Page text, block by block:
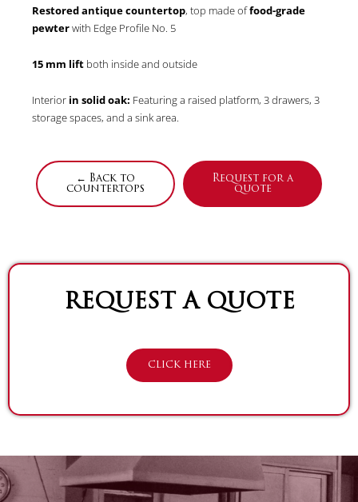
Restored antique countertop, top made offood-grade
pewterwith Edge Profile No. 5
15 mm lift both inside and outside
Interior in solid oak: Featuring a raised platform, 3 drawers, 3
storage spaces, and a sink area.
← Back to
countertops
Request for a
quote
REQUEST A QUOTE
CLICK HERE